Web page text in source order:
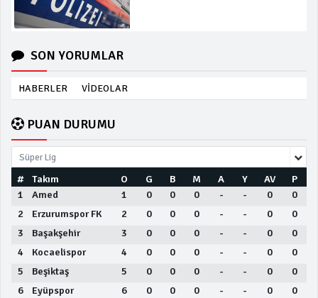
SON YORUMLAR
HABERLER VİDEOLAR
PUAN DURUMU
Süper Lig
# Takım O G B M A Y AV
P
1
Amed 1 0 0 0 - - 0
0
2
Erzurumspor FK 2 0 0 0 - - 0
0
3
Başakşehir 3 0 0 0 - - 0
0
4
Kocaelispor 4 0 0 0 - - 0
0
5
Beşiktaş 5 0 0 0 - - 0
0
6
Eyüpspor 6 0 0 0 - - 0
0